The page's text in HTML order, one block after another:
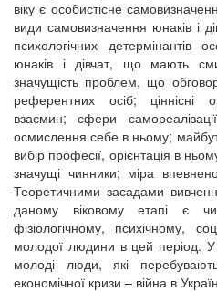
віку є особистісне
види самовизначення юнаків і
психологічних детермінантів
юнаків і дівчат, що мають
значущість проблем, що
референтних осіб; ціннісні
взаємин; сфери
осмислення себе в ньому;
вибір професії, орієнтація в
значущі чинники; міра
Теоретичними засадами
даному віковому етапі є
фізіологічному, психічному,
молодої людини в цей період. У
молоді люди, які
економічної кризи – війна в